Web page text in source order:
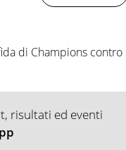
di Champions contro
risultati ed eventi